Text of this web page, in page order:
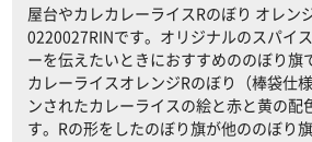
屋台やカレカレーライスRのぼり オレン
0220027RINです。オリジナルのスパイ
ーを伝えたいときにおすすめののぼり旗
カレーライスオレンジRのぼり（棒袋仕
ンされたカレーライスの絵と赤と黄の配
す。Rの形をしたのぼり旗が他ののぼり